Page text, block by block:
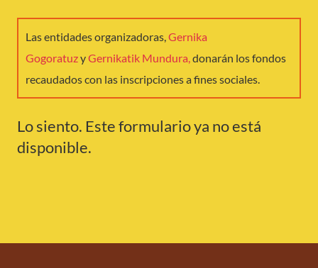
Las entidades organizadoras,Gernika
GogoratuzyGernikatik Mundura,donarán los fondos
recaudados con las inscripciones a fines sociales.
Lo siento. Este formulario ya no está
disponible.